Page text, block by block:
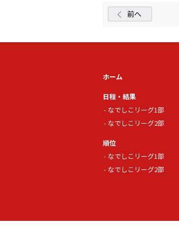
前へ
ホーム
日程・結果
なでしこリーグ1部
なでしこリーグ2部
順位
なでしこリーグ1部
なでしこリーグ2部